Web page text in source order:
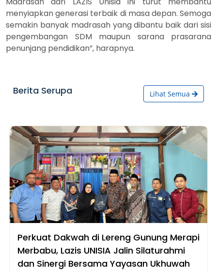
menyiapkan generasi terbaik di masa depan. Semoga
semakin banyak madrasah yang dibantu baik dari sisi
pengembangan SDM maupun sarana prasarana
penunjang pendidikan”, harapnya.
Berita Serupa Lihat Semua
Perkuat Dakwah di Lereng Gunung Merapi
Merbabu, Lazis UNISIA Jalin Silaturahmi
dan Sinergi Bersama Yayasan Ukhuwah